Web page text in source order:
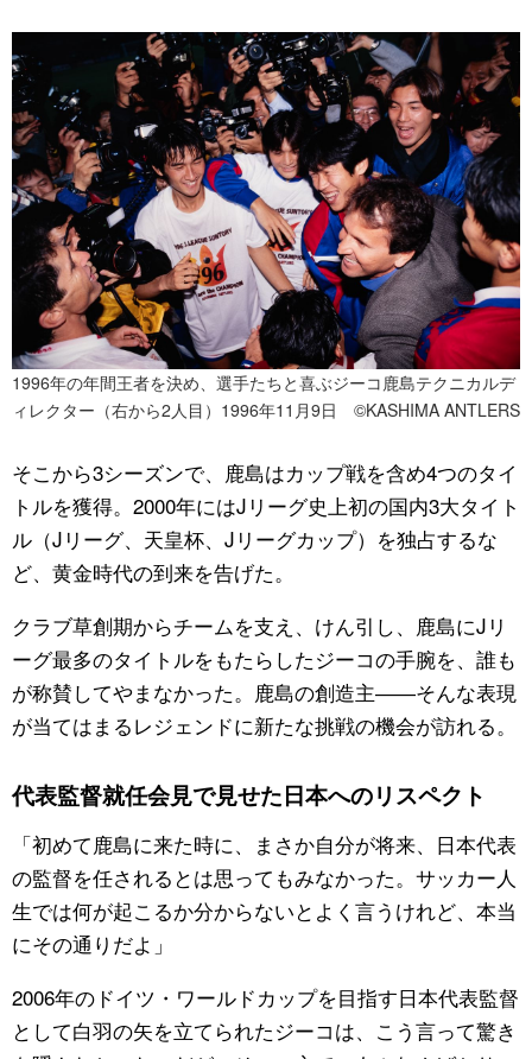
1996年の年間王者を決め、選手たちと喜ぶジーコ鹿島テクニカルデ
ィレクター（右から2人目）1996年11月9日 ©KASHIMA ANTLERS
そこから3シーズンで、鹿島はカップ戦を含め4つのタイ
トルを獲得。2000年にはJリーグ史上初の国内3大タイト
ル（Jリーグ、天皇杯、Jリーグカップ）を独占するな
ど、黄金時代の到来を告げた。
クラブ草創期からチームを支え、けん引し、鹿島にJリ
ーグ最多のタイトルをもたらしたジーコの手腕を、誰も
が称賛してやまなかった。鹿島の創造主――そんな表現
が当てはまるレジェンドに新たな挑戦の機会が訪れる。
代表監督就任会見で見せた日本へのリスペクト
「初めて鹿島に来た時に、まさか自分が将来、日本代表
の監督を任されるとは思ってもみなかった。サッカー人
生では何が起こるか分からないとよく言うけれど、本当
にその通りだよ」
2006年のドイツ・ワールドカップを目指す日本代表監督
として白羽の矢を立てられたジーコは、こう言って驚き